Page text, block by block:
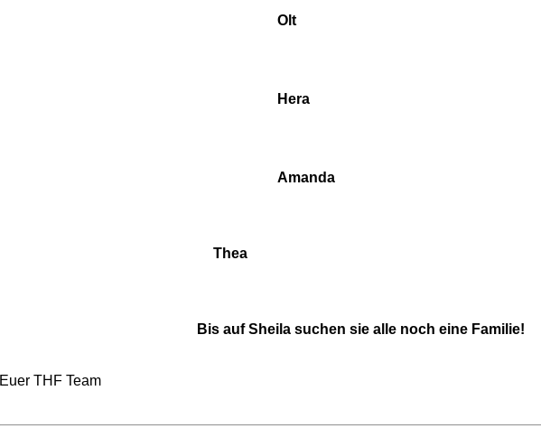
Olt
Hera
Amanda
Thea
Bis auf Sheila suchen sie alle noch eine Familie!
Euer THF Team